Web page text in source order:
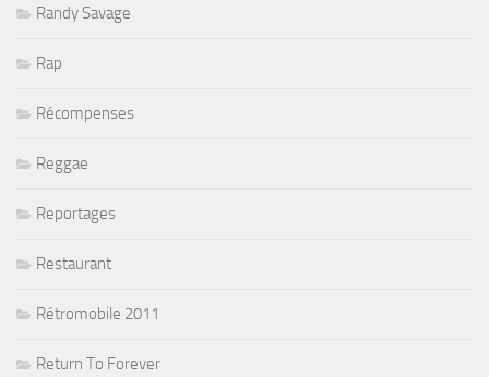
Randy Savage
Rap
Récompenses
Reggae
Reportages
Restaurant
Rétromobile 2011
Return To Forever